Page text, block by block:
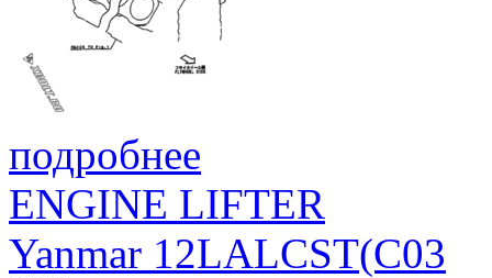
подробнее
ENGINE LIFTER
Yanmar 12LALCST(C03